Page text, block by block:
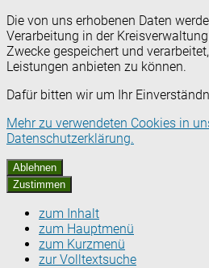
Die von uns erhobenen Daten
Verarbeitung in der
Zwecke gespeichert und
Leistungen anbieten zu können.
Dafür bitten wir um Ihr
Mehr zu verwendeten Cookies in
Datenschutzerklärung.
Ablehnen
Zustimmen
zum Inhalt
zum Hauptmenü
zum Kurzmenü
zur Volltextsuche